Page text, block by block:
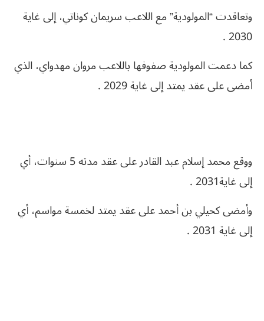
وتعاقدت “المولودية” مع اللاعب سريمان كوناتي، إلى غاية
2030 .
كما دعمت المولودية صفوفها باللاعب مروان مهدواي، الذي
أمضى على عقد يمتد إلى غاية 2029 .
ووقع محمد إسلام عبد القادر على عقد مدته 5 سنوات، أي
إلى غاية2031 .
وأمضى كحيلي بن أحمد على عقد يمتد لخمسة مواسم، أي
إلى غاية 2031 .